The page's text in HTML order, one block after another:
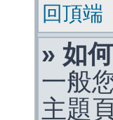
回頂端
» 如
一般
主題